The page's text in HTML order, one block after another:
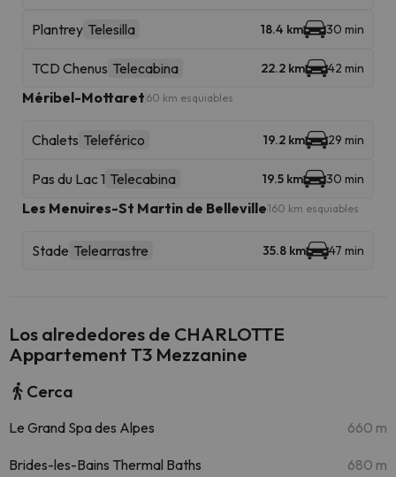
Plantrey Telesilla 18.4 km 30 min
TCD Chenus Telecabina 22.2 km 42 min
Méribel-Mottaret 60 km esquiables
Chalets Teleférico 19.2 km 29 min
Pas du Lac 1 Telecabina 19.5 km 30 min
Les Menuires-St Martin de Belleville160 km esquiables
Stade Telearrastre 35.8 km 47 min
Los alrededores de CHARLOTTE
Appartement T3 Mezzanine
Cerca
Le Grand Spa des Alpes 660 m
Brides-les-Bains Thermal Baths 680 m